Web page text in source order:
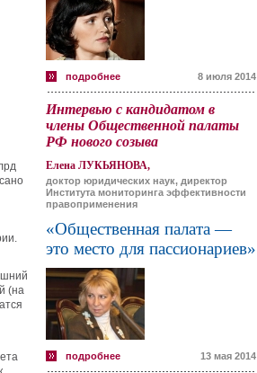
(на
подробнее 8 июля 2014
Интервью с кандидатом в
члены Общественной палаты
РФ нового созыва
Елена ЛУКЬЯНОВА,
доктор юридических наук, директор
Института мониторинга эффективности
правоприменения
«Общественная палата —
это место для пассионариев»
подробнее 13 мая 2014